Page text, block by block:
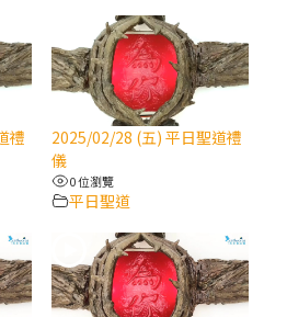
聖方濟與已逝教宗方濟各（中）
【萬物讚頌頌歌 – 太陽與生態音
聖方濟與已逝教宗方濟各（下）
【萬物讚頌頌歌 – 太陽與生態音
念聖方濟與已逝教宗方濟各（上）
正主教帶你做【將臨期避靜】—
生命」：利他與內化
禮
2025/02/28 (五) 平日聖道禮
儀
0 位瀏覽
平日聖道